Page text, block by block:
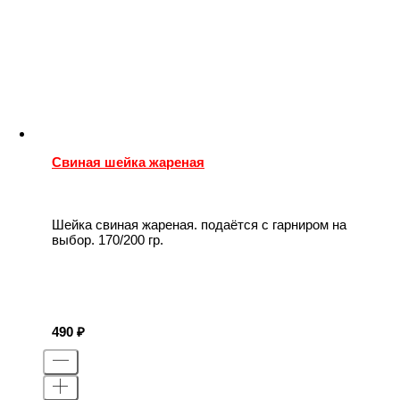
Свиная шейка жареная
Шейка свиная жареная. подаётся с гарниром на
выбор. 170/200 гр.
490